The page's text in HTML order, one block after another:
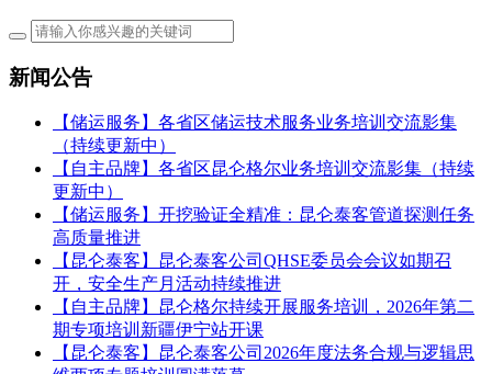
新闻公告
【储运服务】各省区储运技术服务业务培训交流影集
（持续更新中）
【自主品牌】各省区昆仑格尔业务培训交流影集（持续
更新中）
【储运服务】开挖验证全精准：昆仑泰客管道探测任务
高质量推进
【昆仑泰客】昆仑泰客公司QHSE委员会会议如期召
开，安全生产月活动持续推进
【自主品牌】昆仑格尔持续开展服务培训，2026年第二
期专项培训新疆伊宁站开课
【昆仑泰客】昆仑泰客公司2026年度法务合规与逻辑思